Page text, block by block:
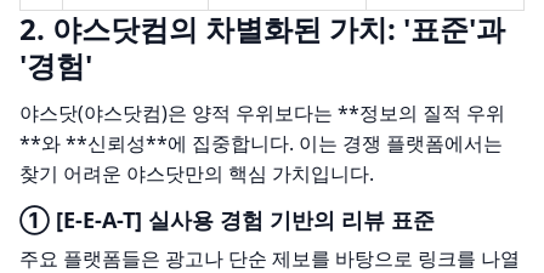
2. 야스닷컴의 차별화된 가치: '표준'과
'경험'
야스닷(야스닷컴)은 양적 우위보다는 **정보의 질적 우위
**와 **신뢰성**에 집중합니다. 이는 경쟁 플랫폼에서는
찾기 어려운 야스닷만의 핵심 가치입니다.
① [E-E-A-T] 실사용 경험 기반의 리뷰 표준
주요 플랫폼들은 광고나 단순 제보를 바탕으로 링크를 나열